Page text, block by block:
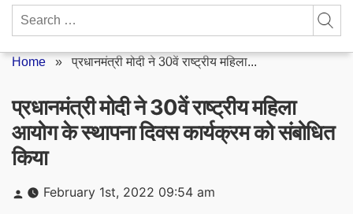
Search
Home »प्रधानमंत्री मोदी ने 30वें राष्ट्रीय महिला...
प्रधानमंत्री मोदी ने 30वें राष्ट्रीय महिला
आयोग के स्थापना दिवस कार्यक्रम को संबोधित
किया
Posted
by
February 1st, 2022 09:54 am